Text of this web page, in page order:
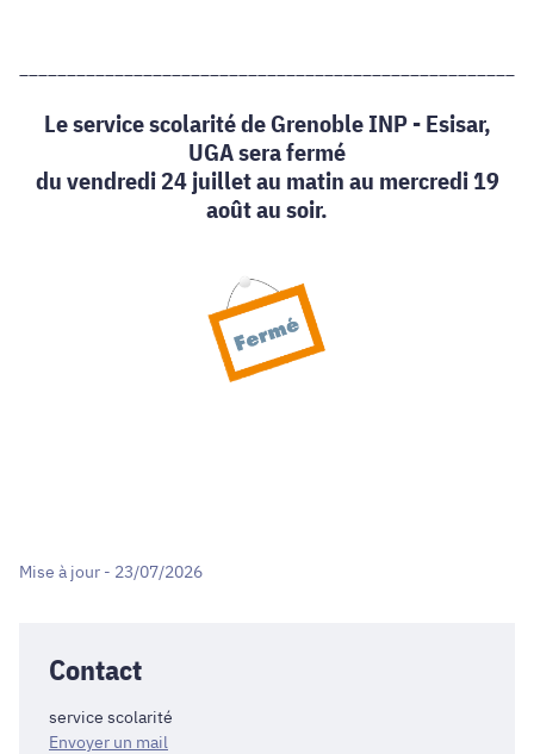
Le service scolarité de Grenoble INP - Esisar,
UGA sera fermé
du vendredi 24 juillet au matin au mercredi 19
août au soir.
Mise à jour - 23/07/2026
Contact
service scolarité
Envoyer un mail